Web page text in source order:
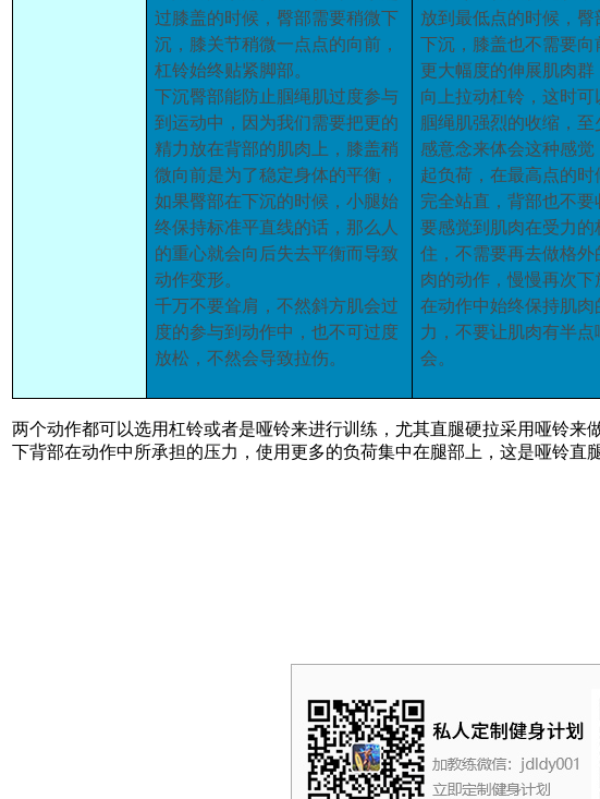
过膝盖的时候 ，臀部需要稍微下
沉 ， 膝关节稍微一点点的向前 ，
杠铃始终贴紧脚部。
下沉臀部能防止 腘绳肌过度参与
到运动中 ， 因为我们需要把更的
精力放在背部的肌肉上 ， 膝盖稍
微向前是为了稳定身体的平衡 ，
如果臀部在下沉的时候 ，小腿始
终保持标准平直线的话 ， 那么人
的重心就会向后失去平衡而导致
动作变形。
千万不要耸肩 ，不然斜方肌会过
度的参与到动作中 ，也不可过度
放松 ，不然会导致拉伤。
放到最低点的时候 ， 臀
下沉 ， 膝盖也不需要向
更大幅度的伸展肌肉群
向上拉动杠铃 ，这时可
腘绳肌强烈的收缩 ，至
感意念来体会这种感觉
起负荷 ，在最高点的时
完全站直 ，背部也不要
要感觉到肌肉在受力的
住，不需要再去做格外
肉的动作 ，慢慢再次下
在动作中始终保持肌肉
力 ，不要让肌肉有半点
会。
两个动作都可以选用杠铃或者是哑铃来进行训练，尤其直腿硬拉采用哑铃
下背部在动作中所承担的压力，使用更多的负荷集中在腿部上，这是哑铃直